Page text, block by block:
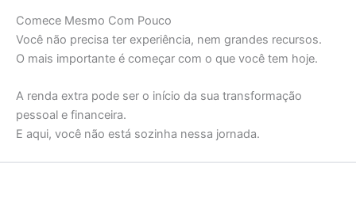
Comece Mesmo Com Pouco
Você não precisa ter experiência, nem grandes recursos.
O mais importante é começar com o que você tem hoje.
A renda extra pode ser o início da sua transformação
pessoal e financeira.
E aqui, você não está sozinha nessa jornada.